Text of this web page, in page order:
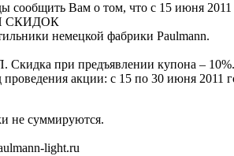
сообщить Вам о том, что с 15 июня 2011
СКИДОК
немецкой фабрики Paulmann.
Скидка при предъявлении купона – 10%.
акции: с 15 по 30 июня 2011
не суммируются.
light.ru